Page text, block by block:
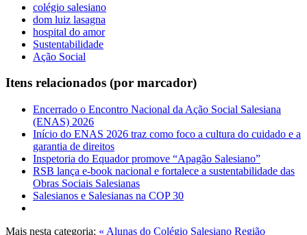
colégio salesiano
dom luiz lasagna
hospital do amor
Sustentabilidade
Ação Social
Itens relacionados (por marcador)
Encerrado o Encontro Nacional da Ação Social Salesiana
(ENAS) 2026
Início do ENAS 2026 traz como foco a cultura do cuidado e a
garantia de direitos
Inspetoria do Equador promove “Apagão Salesiano”
RSB lança e-book nacional e fortalece a sustentabilidade das
Obras Sociais Salesianas
Salesianos e Salesianas na COP 30
Mais nesta categoria: « Alunas do Colégio Salesiano Região